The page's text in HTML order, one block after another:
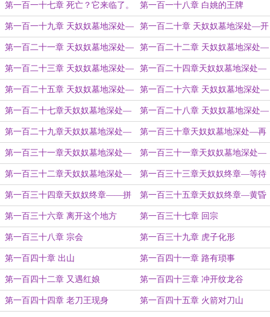
第一百一十七章 死亡？它来临了。 第一百一十八章 白姚的王牌
第一百一十九章 天奴奴墓地深处—
前奏
第一百二十章 天奴奴墓地深处—开
幕
第一百二十一章 天奴奴墓地深处—
燃
第一百二十二章 天奴奴墓地深处—
死亡
第一百二十三章 天奴奴墓地深处—
爱
第一百二十四章天奴奴墓地深处—
转世
第一百二十五章 天奴奴墓地深处—
两人游戏
第一百二十六章 天奴奴墓地深处—
蜕变前夕
第一百二十七章天奴奴墓地深处—
恶魔的火珠
第一百二十八章 天奴奴墓地深处—
恶魔出世
第一百二十九章天奴奴墓地深处—
互博
第一百三十章天奴奴墓地深处—再
聚小世界
第一百三十一章天奴奴墓地深处—
小世界崩塌
第一百三十一章天奴奴墓地深处—
决战（1）
第一百三十二章天奴奴墓地深处—
决战（2）
第一百三十三章天奴奴终章—等待
第一百三十四章天奴奴终章——拼
命
第一百三十五章天奴奴终章—黄昏
时，是谁
第一百三十六章 离开这个地方 第一百三十七章 回宗
第一百三十八章 宗会 第一百三十九章 虎子化形
第一百四十章 出山 第一百四十一章 路有琐事
第一百四十二章 又遇红娘 第一百四十三章 冲开纹龙谷
第一百四十四章 老刀王现身 第一百四十五章 火箭对刀山